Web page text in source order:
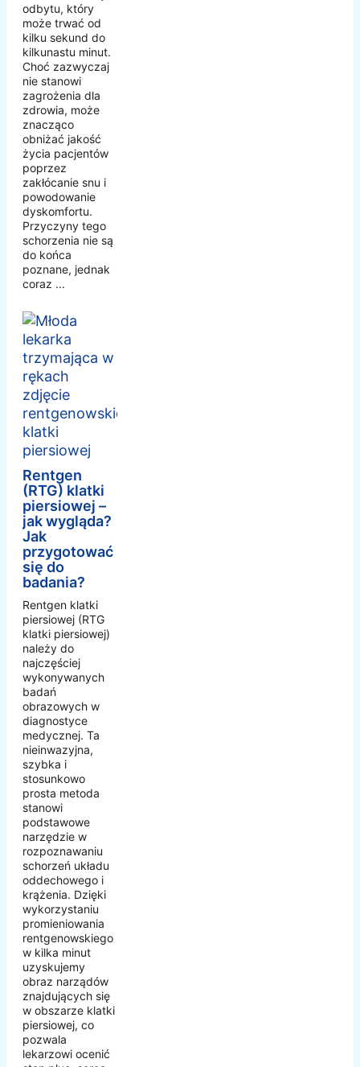
odbytu, który
może trwać od
kilku sekund do
kilkunastu minut.
Choć zazwyczaj
nie stanowi
zagrożenia dla
zdrowia, może
znacząco
obniżać jakość
życia pacjentów
poprzez
zakłócanie snu i
powodowanie
dyskomfortu.
Przyczyny tego
schorzenia nie są
do końca
poznane, jednak
coraz ...
Rentgen
(RTG) klatki
piersiowej –
jak wygląda?
Jak
przygotować
się do
badania?
Rentgen klatki
piersiowej (RTG
klatki piersiowej)
należy do
najczęściej
wykonywanych
badań
obrazowych w
diagnostyce
medycznej. Ta
nieinwazyjna,
szybka i
stosunkowo
prosta metoda
stanowi
podstawowe
narzędzie w
rozpoznawaniu
schorzeń układu
oddechowego i
krążenia. Dzięki
wykorzystaniu
promieniowania
rentgenowskiego
w kilka minut
uzyskujemy
obraz narządów
znajdujących się
w obszarze klatki
piersiowej, co
pozwala
lekarzowi ocenić